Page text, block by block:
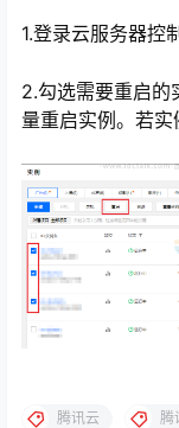
1.登录云服务器控
2.勾选需要重启的
量重启实例。若实
腾讯云 腾